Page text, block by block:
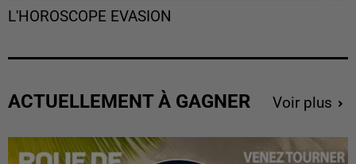
L'HOROSCOPE EVASION
ACTUELLEMENT À GAGNER Voir plus